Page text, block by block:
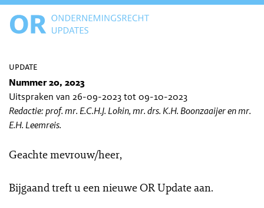
update
Nummer 20, 2023
Uitspraken van 26-09-2023 tot 09-10-2023
Redactie: prof. mr. E.C.H.J. Lokin, mr. drs. K.H. Boonzaaijer en mr.
E.H. Leemreis.
Geachte mevrouw/heer,
Bijgaand treft u een nieuwe OR Update aan.